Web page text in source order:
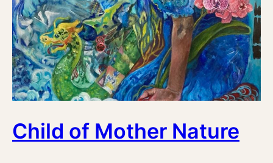
Child of Mother Nature